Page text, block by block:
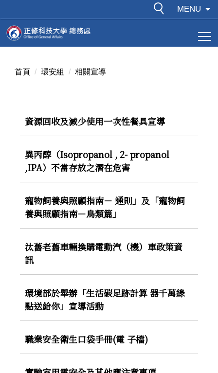
到
主
要
MENU
首頁 環安組 相關宣導
資源回收及減少使用一次性餐具宣導
異丙醇（Isopropanol , 2- propanol
,IPA）不當存放之潛在危害
寵物飼養與照顧指南－ 通則」及「寵物飼
養與照顧指南－鳥類篇」
汰舊老舊車輛換購電動汽（機）車政策資
訊
環境部於舉辦「生活碳足跡計算 器千萬綠
點送給你」宣導活動
職業安全衛生口袋手冊(電 子檔)